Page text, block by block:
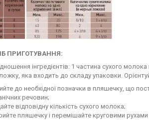
ПРИГОТУВАННЯ:
інгредієнтів: 1 частина сухого
яка входить до складу упаковки.
до необхідної позначки в пляшечку, що
речовин;
відповідну кількість сухого молока;
пляшечку і перемішайте круговими